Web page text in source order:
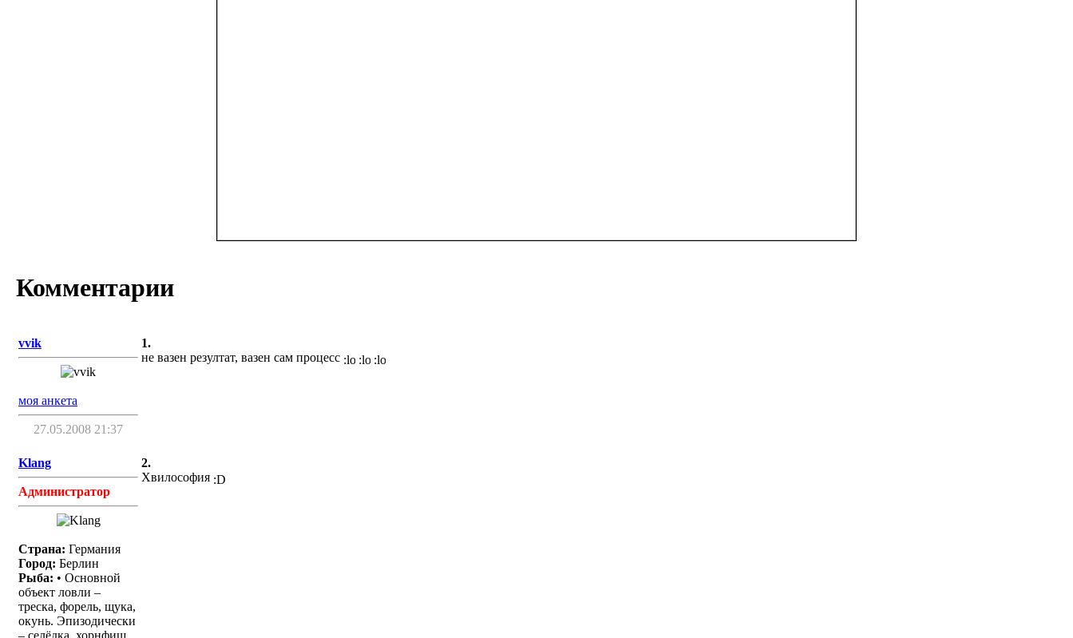
Комментарии
vvik
моя анкета
27.05.2008 21:37
1.
не вазен резултат, вазен сам процесс
Klang
Администратор
Страна: Германия
Город: Берлин
Рыба: • Основной
объект ловли –
треска, форель, щука,
окунь. Эпизодически
2.
Хвилософия